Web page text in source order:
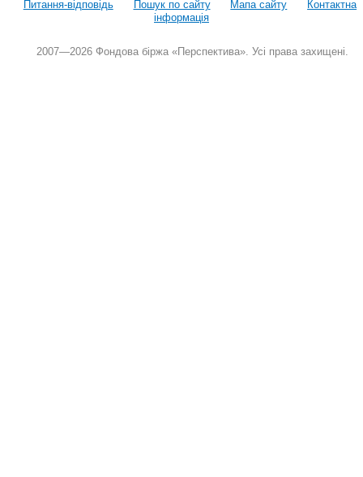
Питання-відповідь Пошук по сайту Мапа сайту
Контактна
інформація
2007—2026 Фондова біржа «Перспектива». Усі права захищені.